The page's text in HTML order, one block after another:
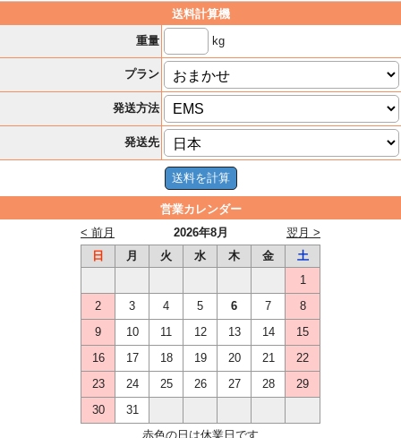
送料計算機
重量
kg
プラン
発送方法
発送先
営業カレンダー
2026年8月
< 前月
翌月 >
日
月 火 水 木 金
土
1
2
3 4 5 6 7
8
9
10 11 12 13 14
15
16
17 18 19 20 21
22
23
24 25 26 27 28
29
30
31
赤色の日は休業日です